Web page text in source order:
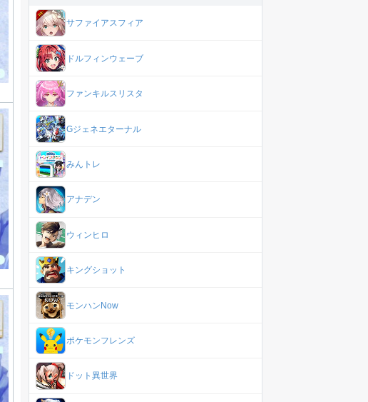
サファイアスフィア
ドルフィンウェーブ
ファンキルスリスタ
Gジェネエターナル
みんトレ
アナデン
ウィンヒロ
キングショット
モンハンNow
ポケモンフレンズ
ドット異世界